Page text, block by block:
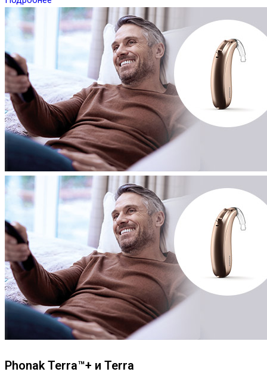
Phonak Terra™+ и Terra